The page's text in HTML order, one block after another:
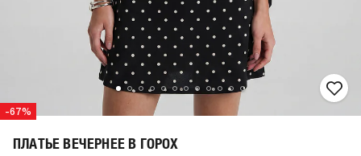
-67%
ПЛАТЬЕ ВЕЧЕРНЕЕ В ГОРОХ